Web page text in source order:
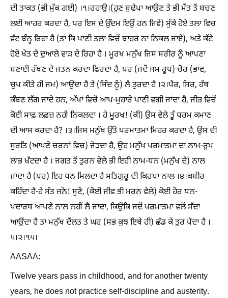
ਦੀ ਤਾਕਤ (ਭੀ ਮੁੱਕ ਗਈ) ।੧।ਰਹਾਉ।(ਹੁਣ ਬੁਢੇਪਾ ਆਉਣ ਤੇ ਭੀ ਮੌਤ ਤੋਂ ਬਚਣ
ਲਈ ਆਹਰ ਕਰਦਾ ਹੈ, ਪਰ ਇਸ ਦੇ ਉੱਦਮ ਇਉਂ ਹਨ ਜਿਵੇਂ) ਸੁੱਕੇ ਹੋਏ ਤਲਾ ਵਿਚ
ਵੱਟ ਬੰਨ੍ਹ ਰਿਹਾ ਹੈ (ਤਾਂ ਕਿ ਪਾਣੀ ਤਲਾ ਵਿਚੋਂ ਬਾਹਰ ਨਾ ਨਿਕਲ ਜਾਏ), ਅਤੇ ਕੱਟੇ
ਹੋਏ ਖੇਤ ਦੇ ਦੁਆਲੇ ਵਾੜ ਦੇ ਰਿਹਾ ਹੈ । ਮੂਰਖ ਮਨੁੱਖ ਜਿਸ ਸਰੀਰ ਨੂੰ ਆਪਣਾ
ਬਣਾਈ ਰੱਖਣ ਦੇ ਜਤਨ ਕਰਦਾ ਫਿਰਦਾ ਹੈ, ਪਰ (ਜਦੋਂ ਜਮ ਰੂਪ) ਚੋਰ (ਭਾਵ,
ਚੁਪ ਕੀਤੇ ਹੀ ਜਮ) ਆਉਂਦਾ ਹੈ ਤੇ (ਜਿੰਦ ਨੂੰ) ਲੈ ਤੁਰਦਾ ਹੈ ।੨।ਪੈਰ, ਸਿਰ, ਹੱਥ
ਕੰਬਣ ਲੱਗ ਜਾਂਦੇ ਹਨ, ਅੱਖਾਂ ਵਿਚੋਂ ਆਪ-ਮੁਹਾਰੇ ਪਾਣੀ ਵਗੀ ਜਾਂਦਾ ਹੈ, ਜੀਭ ਵਿਚੋਂ
ਕੋਈ ਸਾਫ਼ ਲਫ਼ਜ਼ ਨਹੀਂ ਨਿਕਲਦਾ । ਹੇ ਮੂਰਖ! (ਕੀ) ਉਸ ਵੇਲੇ ਤੂੰ ਧਰਮ ਕਮਾਣ
ਦੀ ਆਸ ਕਰਦਾ ਹੈਂ? ।੩।ਜਿਸ ਮਨੁੱਖ ਉੱਤੇ ਪਰਮਾਤਮਾ ਮਿਹਰ ਕਰਦਾ ਹੈ, ਉਸ ਦੀ
ਸੁਰਤਿ (ਆਪਣੇ ਚਰਨਾਂ ਵਿਚ) ਜੋੜਦਾ ਹੈ, ਉਹ ਮਨੁੱਖ ਪਰਮਾਤਮਾ ਦਾ ਨਾਮ-ਰੂਪ
ਲਾਭ ਖੱਟਦਾ ਹੈ । ਜਗਤ ਤੋਂ ਤੁਰਨ ਵੇਲੇ ਭੀ ਇਹੀ ਨਾਮ-ਧਨ (ਮਨੁੱਖ ਦੇ) ਨਾਲ
ਜਾਂਦਾ ਹੈ (ਪਰ) ਇਹ ਧਨ ਮਿਲਦਾ ਹੈ ਸਤਿਗੁਰੂ ਦੀ ਕਿਰਪਾ ਨਾਲ ।੪।ਕਬੀਰ
ਕਹਿੰਦਾ ਹੈ-ਹੇ ਸੰਤ ਜਨੋ! ਸੁਣੋ, (ਕੋਈ ਜੀਵ ਭੀ ਮਰਨ ਵੇਲੇ) ਕੋਈ ਹੋਰ ਧਨ-
ਪਦਾਰਥ ਆਪਣੇ ਨਾਲ ਨਹੀਂ ਲੈ ਜਾਂਦਾ, ਕਿਉਂਕਿ ਜਦੋਂ ਪਰਮਾਤਮਾ ਵਲੋਂ ਸੱਦਾ
ਆਉਂਦਾ ਹੈ ਤਾਂ ਮਨੁੱਖ ਦੌਲਤ ਤੇ ਘਰ (ਸਭ ਕੁਝ ਇਥੇ ਹੀ) ਛੱਡ ਕੇ ਤੁਰ ਪੈਂਦਾ ਹੈ ।
੫।੨।੧੫।
AASAA:
Twelve years pass in childhood, and for another twenty
years, he does not practice self-discipline and austerity.